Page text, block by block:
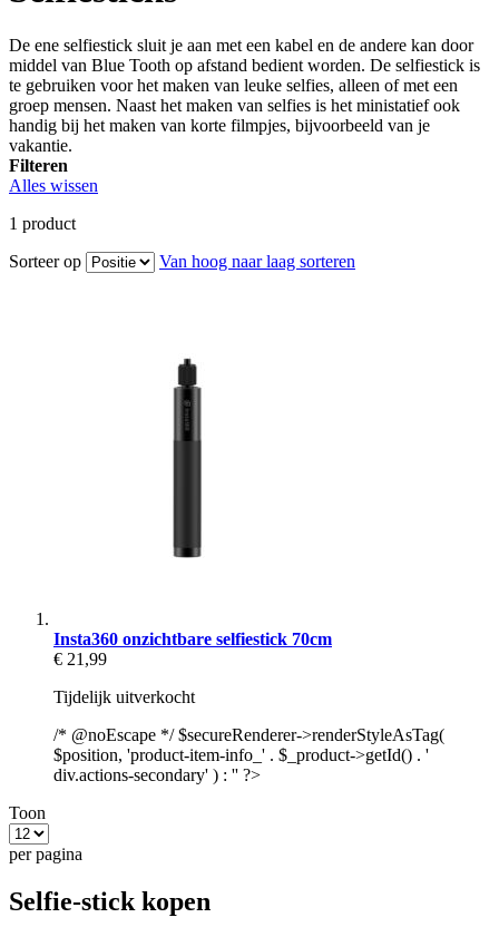
De ene selfiestick sluit je aan met een kabel en de andere kan door
middel van Blue Tooth op afstand bedient worden. De selfiestick is
te gebruiken voor het maken van leuke selfies, alleen of met een
groep mensen. Naast het maken van selfies is het ministatief ook
handig bij het maken van korte filmpjes, bijvoorbeeld van je
vakantie.
Filteren
Alles wissen
1 product
Sorteer op
Van hoog naar laag sorteren
Insta360 onzichtbare selfiestick 70cm
€ 21,99
Tijdelijk uitverkocht
/* @noEscape */ $secureRenderer->renderStyleAsTag(
$position, 'product-item-info_' . $_product->getId() . '
div.actions-secondary' ) : '' ?>
Toon
per pagina
Selfie-stick kopen